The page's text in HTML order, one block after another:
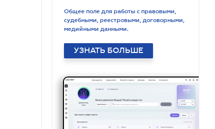
Общее поле для работы с правовыми,
судебными, реестровыми, договорными,
медийными данными.
УЗНАТЬ БОЛЬШЕ